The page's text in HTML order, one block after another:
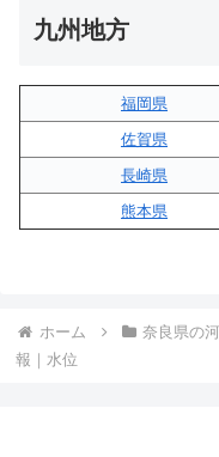
九州地方
福岡県
佐賀県
長崎県
熊本県
ホーム 奈良県の
報｜水位